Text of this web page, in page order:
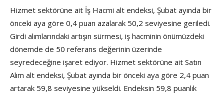
Hizmet sektörüne ait İş Hacmi alt endeksi, Şubat ayında bir
önceki aya göre 0,4 puan azalarak 50,2 seviyesine geriledi.
Girdi alımlarındaki artışın sürmesi, iş hacminin önümüzdeki
dönemde de 50 referans değerinin üzerinde
seyredeceğine işaret ediyor. Hizmet sektörüne ait Satın
Alım alt endeksi, Şubat ayında bir önceki aya göre 2,4 puan
artarak 59,8 seviyesine yükseldi. Endeksin 59,8 puanlık